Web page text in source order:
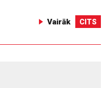
Vairāk CITS